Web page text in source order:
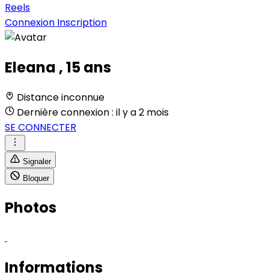
Reels
Connexion Inscription
Eleana , 15 ans
Distance inconnue
Dernière connexion : il y a 2 mois
SE CONNECTER
Signaler
Bloquer
Photos
Informations